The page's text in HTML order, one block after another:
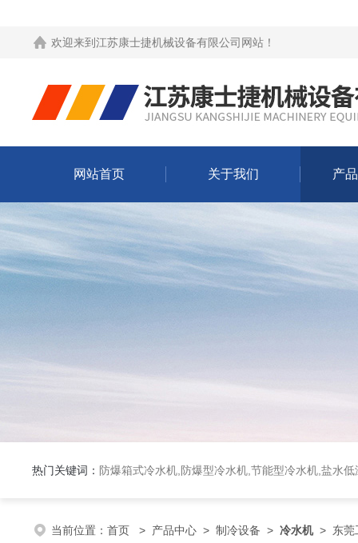
欢迎来到 江苏康士捷机械设备有限公司网站 ！
网站首页 关于我们 产
热门关键词： 防爆箱式冷水机,防爆型冷水机,节能型冷水机,盐水低
当前位置： 首页 > 产品中心 > 制冷设备 > 冷水机> 东莞